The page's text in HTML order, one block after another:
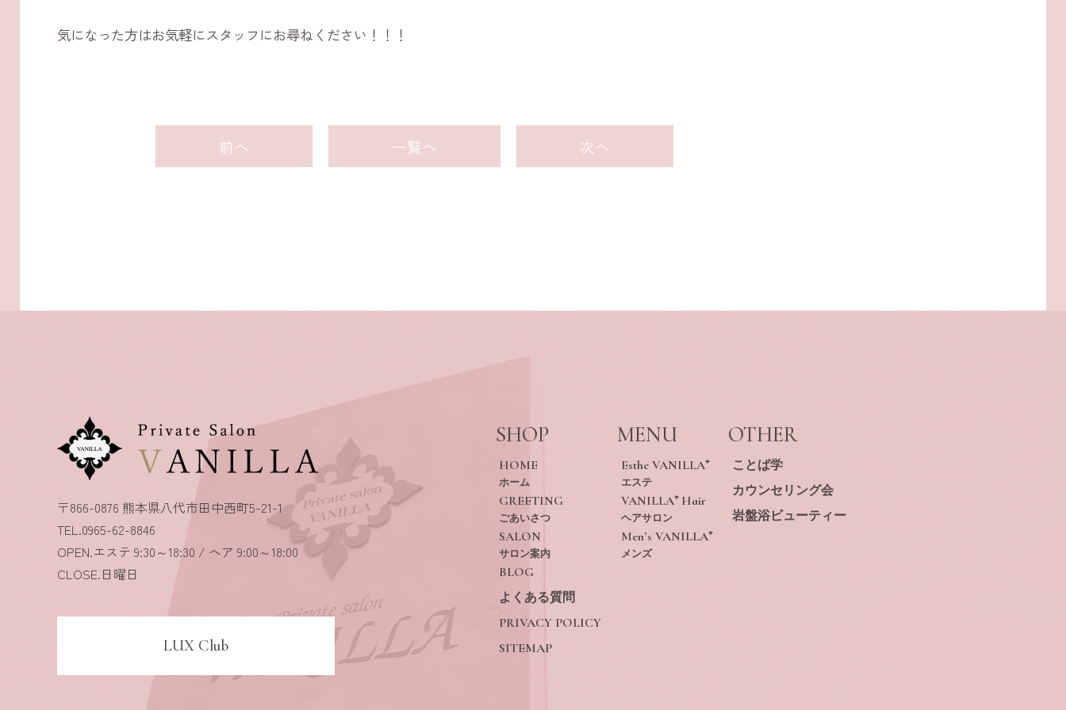
気になった方はお気軽にスタッフにお尋ねください！！！
前へ 一覧へ 次へ
〒866-0876 熊本県八代市田中西町5-21-1
TEL.0965-62-8846
OPEN.エステ 9:30～18:30 / ヘア 9:00～18:00
CLOSE.日曜日
LUX Club
SHOP
HOME
ホーム
GREETING
ごあいさつ
SALON
サロン案内
BLOG
よくある質問
PRIVACY POLICY
SITEMAP
MENU
Esthe VANILLA⁺
エステ
VANILLA⁺ Hair
ヘアサロン
Men’s VANILLA⁺
メンズ
OTHER
ことば学
カウンセリング会
岩盤浴ビューティー